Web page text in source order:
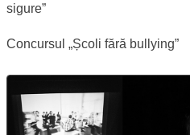
sigure”
Concursul „Școli fără bullying”